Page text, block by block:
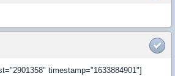
timestamp="1633884901"]